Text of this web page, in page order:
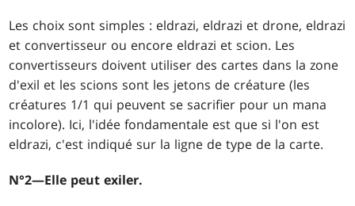
Les choix sont simples : eldrazi, eldrazi et drone, eldrazi
et convertisseur ou encore eldrazi et scion. Les
convertisseurs doivent utiliser des cartes dans la zone
d'exil et les scions sont les jetons de créature (les
créatures 1/1 qui peuvent se sacrifier pour un mana
incolore). Ici, l'idée fondamentale est que si l'on est
eldrazi, c'est indiqué sur la ligne de type de la carte.
N°2—Elle peut exiler.